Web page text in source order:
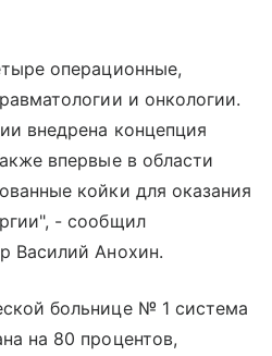
операционные,
и онкологии.
внедрена концепция
впервые в области
койки для оказания
- сообщил
Василий Анохин.
больнице № 1 система
на 80 процентов,